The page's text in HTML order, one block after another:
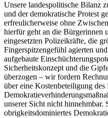
Unsere landespolitische Bilanz
und der demokratische Protest
erfreulicherweise ohne
hierfür geht an die Bürgerinnen
eingesetzten Polizeikräfte, die
Fingerspitzengefühl agierten
aufgebaute
Sicherheitskonzept und die
überzogen – wir fordern
über eine Kostenbeteiligung des
unserer Sicht nicht hinnehmbar.
obrigkeitsdominiertes